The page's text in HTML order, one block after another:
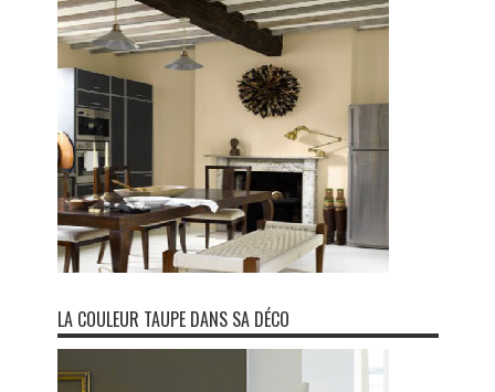
LA COULEUR TAUPE DANS SA DÉCO